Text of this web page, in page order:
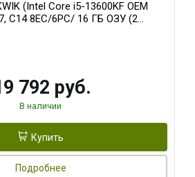
(Intel Core i5-13600KF OEM
C14 8EC/6PC/ 16 ГБ ОЗУ (2
GAMINGPRO OC 16GB GDDR7
792 руб.
В наличии
Купить
Подробнее